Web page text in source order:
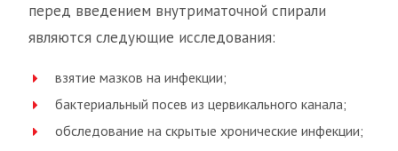
перед введением внутриматочной спирали
являются следующие исследования:
взятие мазков на инфекции;
бактериальный посев из цервикального канала;
обследование на скрытые хронические инфекции;